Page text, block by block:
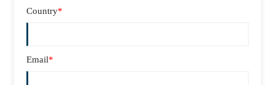
Country*
Email*